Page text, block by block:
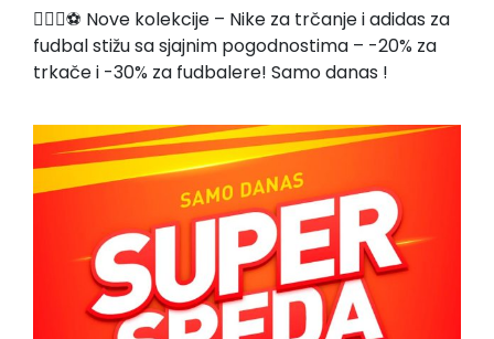
🏃🏻‍♂️⚽ Nove kolekcije – Nike za trčanje i adidas za
fudbal stižu sa sjajnim pogodnostima – -20% za
trkače i -30% za fudbalere! Samo danas !